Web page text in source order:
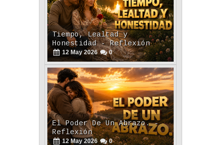
Tiempo, Lealtad y
Honestidad - Reflexión
12 May 2026 0
El Poder De Un Abrazo. -
Reflexión
12 May 2026 0